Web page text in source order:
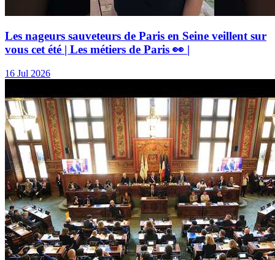
Les nageurs sauveteurs de Paris en Seine veillent sur
vous cet été | Les métiers de Paris 👀 |
16 Jul 2026